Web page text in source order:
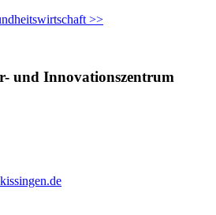
>>
und Innovationszentrum